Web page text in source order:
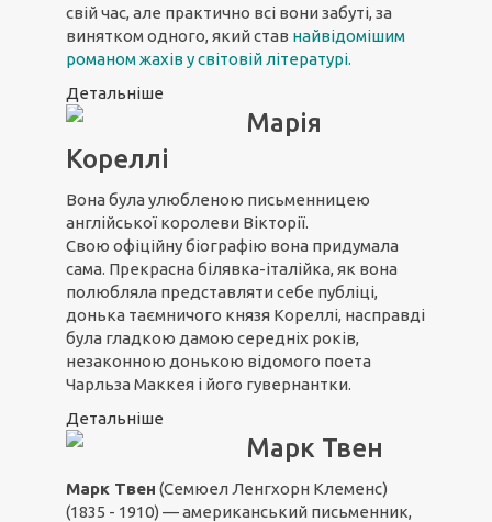
свій час, але практично всі вони забуті, за
винятком одного, який став найвідомішим
романом жахів у світовій літературі.
Детальніше
Марія
Кореллі
Вона була улюбленою письменницею
англійської королеви Вікторії.
Свою офіційну біографію вона придумала
сама. Прекрасна білявка-італійка, як вона
полюбляла представляти себе публіці,
донька таємничого князя Кореллі, насправді
була гладкою дамою середніх років,
незаконною донькою відомого поета
Чарльза Маккея і його гувернантки.
Детальніше
Марк Твен
Марк Твен (Семюел Ленгхорн Клеменс)
(1835 - 1910) — американський письменник,